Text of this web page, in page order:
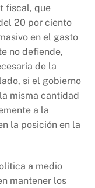
fiscal, que
20 por ciento
en el gasto
no defiende,
de la
si el gobierno
misma cantidad
a la
la posición en la
a medio
mantener los